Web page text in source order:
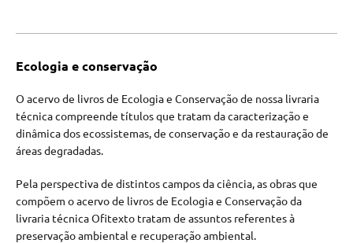
Ecologia e conservação
O acervo de livros de Ecologia e Conservação de nossa livraria
técnica compreende títulos que tratam da caracterização e
dinâmica dos ecossistemas, de conservação e da restauração de
áreas degradadas.
Pela perspectiva de distintos campos da ciência, as obras que
compõem o acervo de livros de Ecologia e Conservação da
livraria técnica Ofitexto tratam de assuntos referentes à
preservação ambiental e recuperação ambiental.